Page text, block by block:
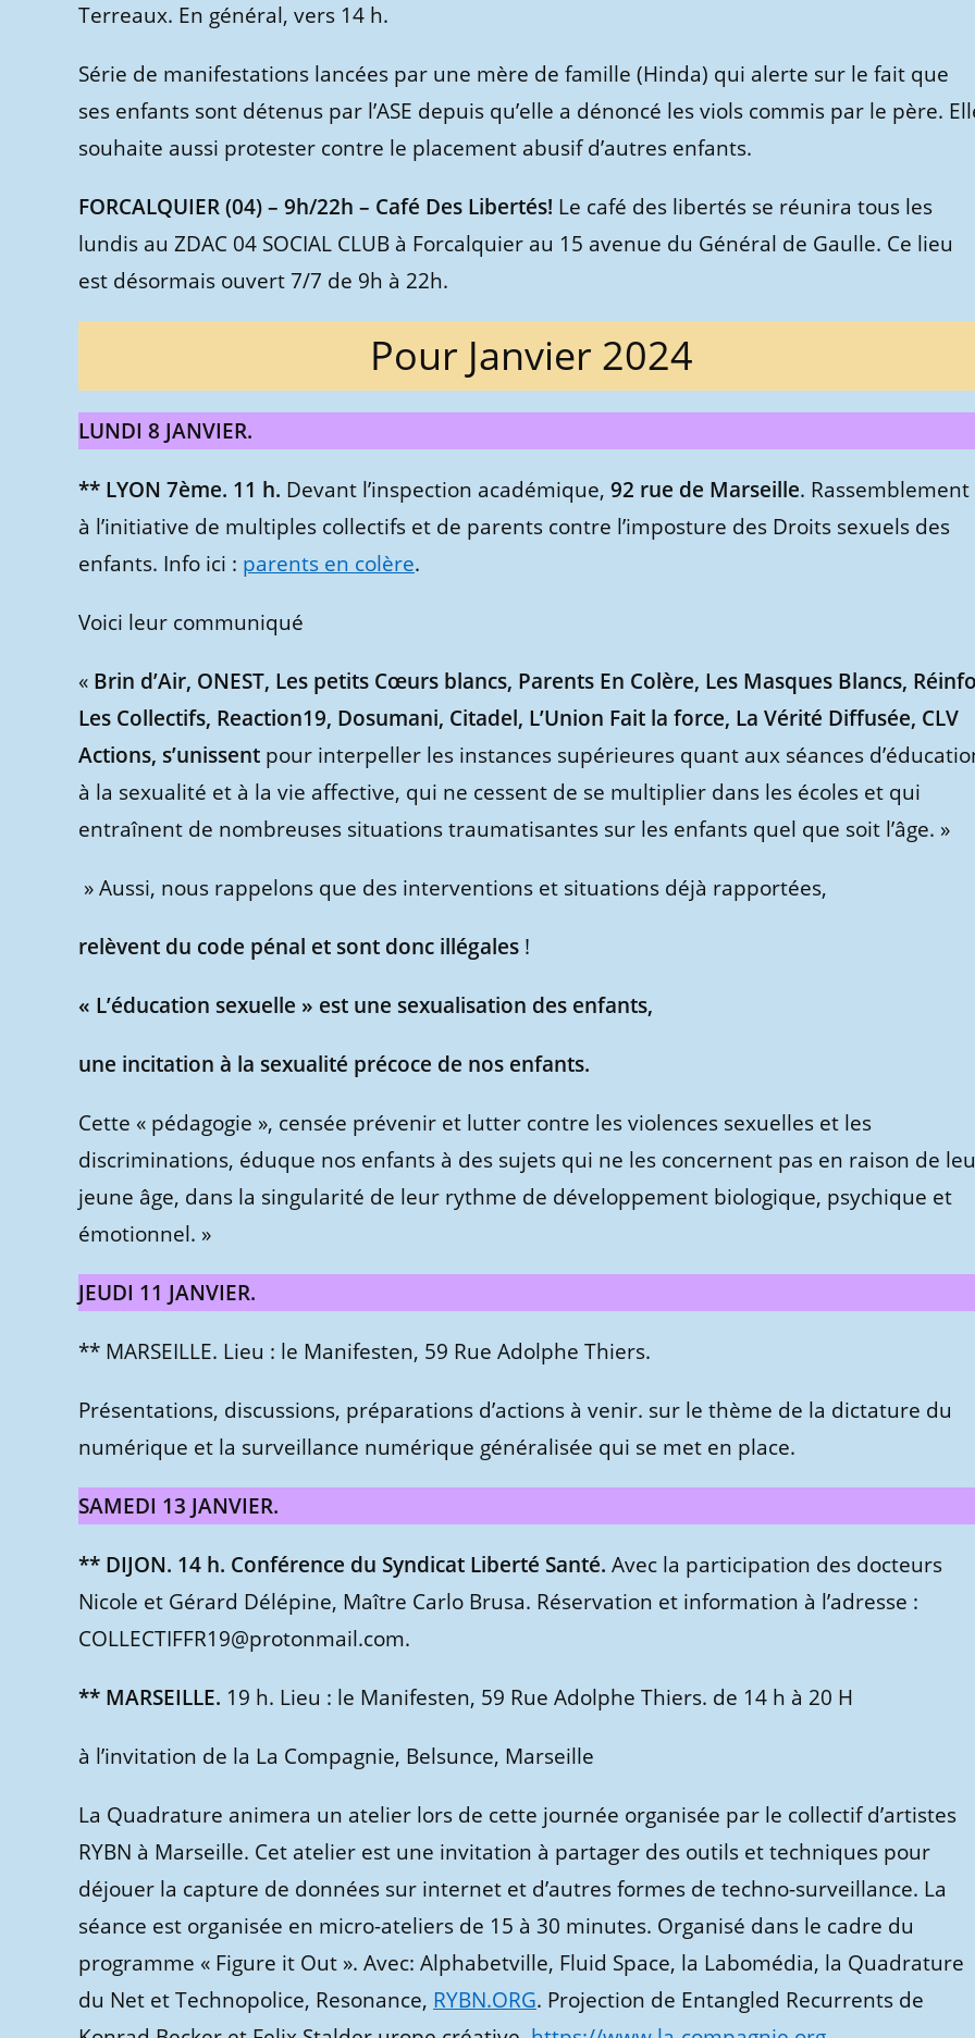
Terreaux. En général, vers 14 h.
Série de manifestations lancées par une mère de famille (Hinda) qui alerte sur le fait que
ses enfants sont détenus par l’ASE depuis qu’elle a dénoncé les viols commis par le père.
souhaite aussi protester contre le placement abusif d’autres enfants.
FORCALQUIER (04) – 9h/22h – Café Des Libertés! Le café des libertés se réunira tous les
lundis au ZDAC 04 SOCIAL CLUB à Forcalquier au 15 avenue du Général de Gaulle. Ce lieu
est désormais ouvert 7/7 de 9h à 22h.
Pour Janvier 2024
LUNDI 8 JANVIER.
** LYON 7ème. 11 h. Devant l’inspection académique, 92 rue de Marseille. Rassemblement
à l’initiative de multiples collectifs et de parents contre l’imposture des Droits sexuels des
enfants. Info ici : parents en colère.
Voici leur communiqué
« Brin d’Air, ONEST, Les petits Cœurs blancs, Parents En Colère, Les Masques Blancs,
Les Collectifs, Reaction19, Dosumani, Citadel, L’Union Fait la force, La Vérité Diffusée, CLV
Actions, s’unissent pour interpeller les instances supérieures quant aux séances
à la sexualité et à la vie affective, qui ne cessent de se multiplier dans les écoles et qui
entraînent de nombreuses situations traumatisantes sur les enfants quel que soit l’âge. »
» Aussi, nous rappelons que des interventions et situations déjà rapportées,
relèvent du code pénal et sont donc illégales !
« L’éducation sexuelle » est une sexualisation des enfants,
une incitation à la sexualité précoce de nos enfants.
Cette « pédagogie », censée prévenir et lutter contre les violences sexuelles et les
discriminations, éduque nos enfants à des sujets qui ne les concernent pas en raison de
jeune âge, dans la singularité de leur rythme de développement biologique, psychique et
émotionnel. »
JEUDI 11 JANVIER.
** MARSEILLE. Lieu : le Manifesten, 59 Rue Adolphe Thiers.
Présentations, discussions, préparations d’actions à venir. sur le thème de la dictature du
numérique et la surveillance numérique généralisée qui se met en place.
SAMEDI 13 JANVIER.
** DIJON. 14 h. Conférence du Syndicat Liberté Santé. Avec la participation des docteurs
Nicole et Gérard Délépine, Maître Carlo Brusa. Réservation et information à l’adresse :
COLLECTIFFR19@protonmail.com.
** MARSEILLE. 19 h. Lieu : le Manifesten, 59 Rue Adolphe Thiers. de 14 h à 20 H
à l’invitation de la La Compagnie, Belsunce, Marseille
La Quadrature animera un atelier lors de cette journée organisée par le collectif d’artistes
RYBN à Marseille. Cet atelier est une invitation à partager des outils et techniques pour
déjouer la capture de données sur internet et d’autres formes de techno-surveillance. La
séance est organisée en micro-ateliers de 15 à 30 minutes. Organisé dans le cadre du
programme « Figure it Out ». Avec: Alphabetville, Fluid Space, la Labomédia, la Quadrature
du Net et Technopolice, Resonance, RYBN.ORG. Projection de Entangled Recurrents de